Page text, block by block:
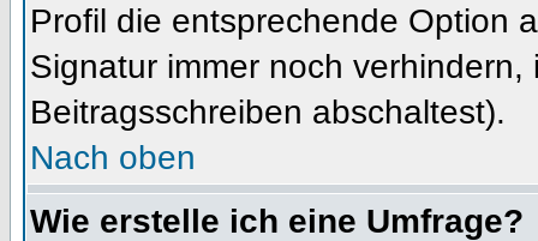
Profil die entsprechende Option
Signatur immer noch
Beitragsschreiben abschaltest).
Nach oben
Wie erstelle ich eine Umfrage?